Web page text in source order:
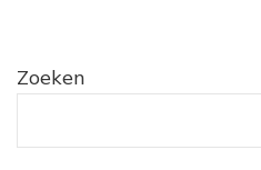
Zoeken